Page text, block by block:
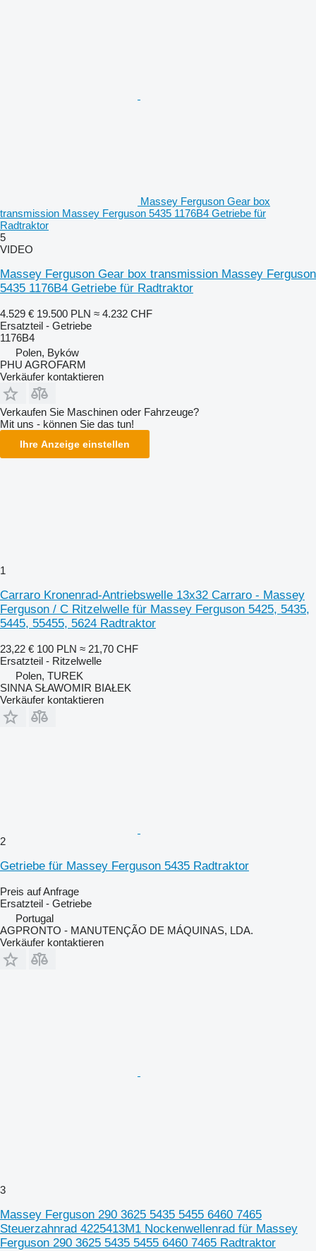
Massey Ferguson Gear box
transmission Massey Ferguson 5435 1176B4 Getriebe für
Radtraktor
5
VIDEO
Massey Ferguson Gear box transmission Massey Ferguson
5435 1176B4 Getriebe für Radtraktor
4.529 € 19.500 PLN ≈ 4.232 CHF
Ersatzteil - Getriebe
1176B4
Polen, Byków
PHU AGROFARM
Verkäufer kontaktieren
Verkaufen Sie Maschinen oder Fahrzeuge?
Mit uns - können Sie das tun!
Ihre Anzeige einstellen
1
Carraro Kronenrad-Antriebswelle 13x32 Carraro - Massey
Ferguson / C Ritzelwelle für Massey Ferguson 5425, 5435,
5445, 55455, 5624 Radtraktor
23,22 € 100 PLN ≈ 21,70 CHF
Ersatzteil - Ritzelwelle
Polen, TUREK
SINNA SŁAWOMIR BIAŁEK
Verkäufer kontaktieren
2
Getriebe für Massey Ferguson 5435 Radtraktor
Preis auf Anfrage
Ersatzteil - Getriebe
Portugal
AGPRONTO - MANUTENÇÃO DE MÁQUINAS, LDA.
Verkäufer kontaktieren
3
Massey Ferguson 290 3625 5435 5455 6460 7465
Steuerzahnrad 4225413M1 Nockenwellenrad für Massey
Ferguson 290 3625 5435 5455 6460 7465 Radtraktor